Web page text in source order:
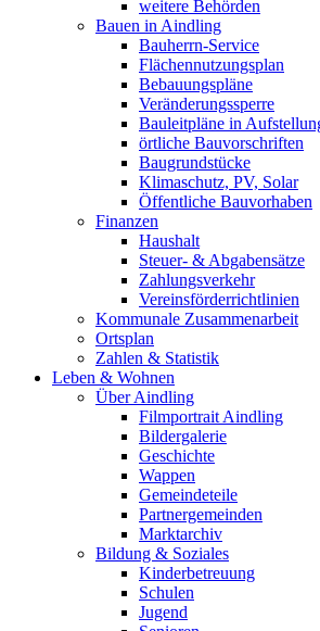
weitere Behörden
Bauen in Aindling
Bauherrn-Service
Flächennutzungsplan
Bebauungspläne
Veränderungssperre
Bauleitpläne in
örtliche Bauvorschriften
Baugrundstücke
Klimaschutz, PV, Solar
Öffentliche Bauvorhaben
Finanzen
Haushalt
Steuer- & Abgabensätze
Zahlungsverkehr
Vereinsförderrichtlinien
Kommunale Zusammenarbeit
Ortsplan
Zahlen & Statistik
Leben & Wohnen
Über Aindling
Filmportrait Aindling
Bildergalerie
Geschichte
Wappen
Gemeindeteile
Partnergemeinden
Marktarchiv
Bildung & Soziales
Kinderbetreuung
Schulen
Jugend